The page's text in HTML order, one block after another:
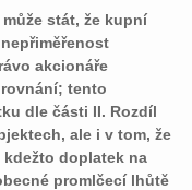
stát, že kupní
akcionáře
tento
dle části II. Rozdíl
ale i v tom, že
doplatek na
promlčecí lhůtě